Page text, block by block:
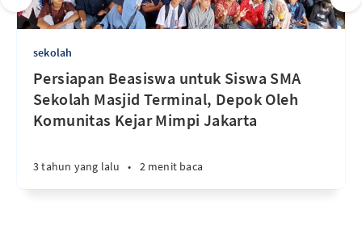
sekolah
Persiapan Beasiswa untuk Siswa SMA
Sekolah Masjid Terminal, Depok Oleh
Komunitas Kejar Mimpi Jakarta
3 tahun yang lalu • 2 menit baca